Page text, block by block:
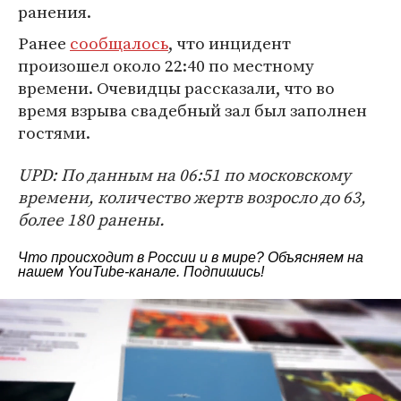
ранения.
Ранее сообщалось, что инцидент
произошел около 22:40 по местному
времени. Очевидцы рассказали, что во
время взрыва свадебный зал был заполнен
гостями.
UPD: По данным на 06:51 по московскому
времени, количество жертв возросло до 63,
более 180 ранены.
Что происходит в России и в мире? Объясняем на
нашем YouTube-канале. Подпишись!